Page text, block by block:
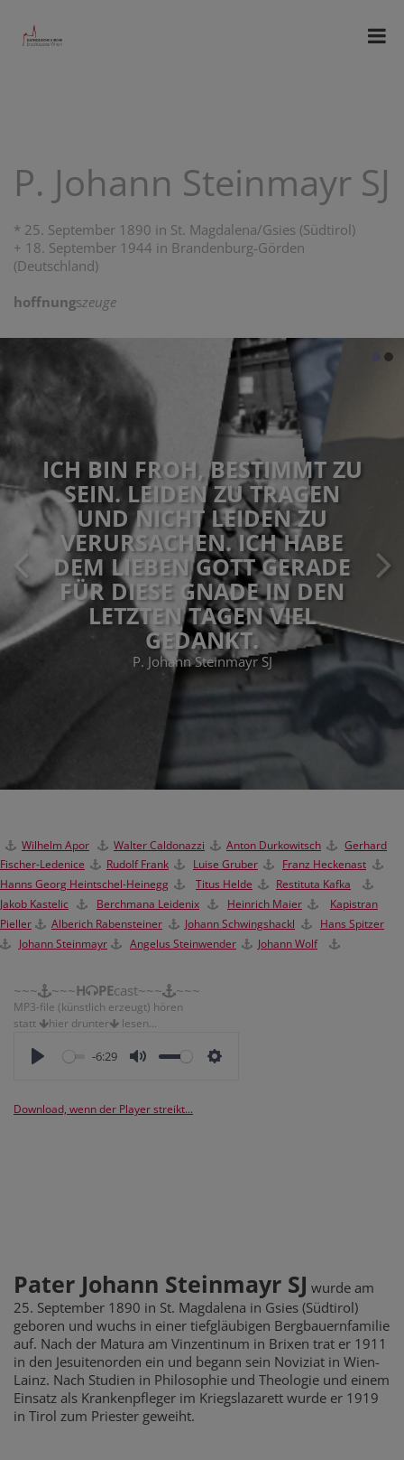
P. Johann Steinmayr SJ
* 25. September 1890 in St. Magdalena/Gsies (Südtirol)
+ 18. September 1944 in Brandenburg-Görden
(Deutschland)
hoffnungszeuge
ICH BIN FROH, BESTIMMT ZU
SEIN. LEIDEN ZU TRAGEN
UND NICHT LEIDEN ZU
VERURSACHEN. ICH HABE
DEM LIEBEN GOTT GERADE
FÜR DIESE GNADE IN DEN
LETZTEN TAGEN VIEL
GEDANKT.
P. Johann Steinmayr SJ
Wilhelm Apor Walter Caldonazzi Anton Durkowitsch
Gerhard
Fischer-Ledenice
Rudolf Frank Luise Gruber
Franz Heckenast
Hanns Georg Heintschel-Heinegg
Titus Helde
Restituta Kafka
Jakob Kastelic
Berchmana Leidenix Heinrich Maier
Kapistran
Pieller
Alberich Rabensteiner Johann Schwingshackl
Hans Spitzer
Johann Steinmayr
Angelus Steinwender Johann Wolf
~~~ ~~~H PEcast~~~ ~~~
MP3-file (künstlich erzeugt) hören
statt
hier drunter lesen...
-6:29
Download, wenn der Player streikt...
Pater Johann Steinmayr SJ wurde am
25. September 1890 in St. Magdalena in Gsies (Südtirol)
geboren und wuchs in einer tiefgläubigen Bergbauernfamilie
auf. Nach der Matura am Vinzentinum in Brixen trat er 1911
in den Jesuitenorden ein und begann sein Noviziat in Wien-
Lainz. Nach Studien in Philosophie und Theologie und einem
Einsatz als Krankenpfleger im Kriegslazarett wurde er 1919
in Tirol zum Priester geweiht.